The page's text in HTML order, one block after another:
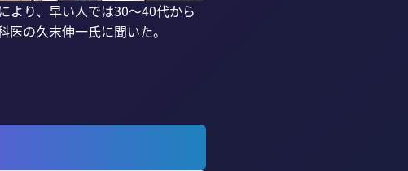
より、早い人では30〜40代から
の久末伸一氏に聞いた。